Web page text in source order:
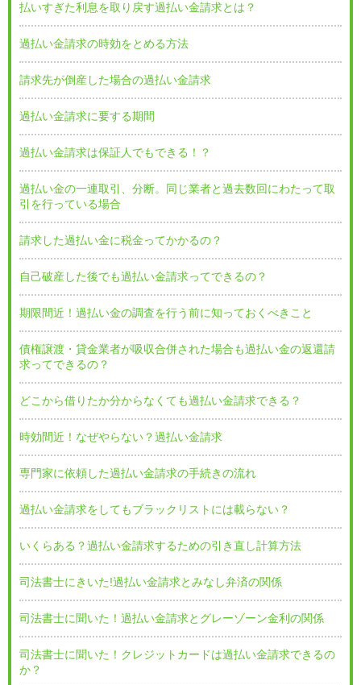
払いすぎた利息を取り戻す過払い金請求とは？
過払い金請求の時効をとめる方法
請求先が倒産した場合の過払い金請求
過払い金請求に要する期間
過払い金請求は保証人でもできる！？
過払い金の一連取引、分断。同じ業者と過去数回にわたって取
引を行っている場合
請求した過払い金に税金ってかかるの？
自己破産した後でも過払い金請求ってできるの？
期限間近！過払い金の調査を行う前に知っておくべきこと
債権譲渡・貸金業者が吸収合併された場合も過払い金の返還請
求ってできるの？
どこから借りたか分からなくても過払い金請求できる？
時効間近！なぜやらない？過払い金請求
専門家に依頼した過払い金請求の手続きの流れ
過払い金請求をしてもブラックリストには載らない？
いくらある？過払い金請求するための引き直し計算方法
司法書士にきいた!過払い金請求とみなし弁済の関係
司法書士に聞いた！過払い金請求とグレーゾーン金利の関係
司法書士に聞いた！クレジットカードは過払い金請求できるの
か？